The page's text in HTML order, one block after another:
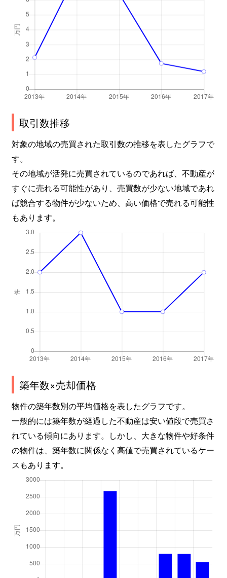
取引数推移
対象の地域の売買された取引数の推移を表したグラフで
す。
その地域が活発に売買されているのであれば、不動産が
すぐに売れる可能性があり、売買数が少ない地域であれ
ば競合する物件が少ないため、高い価格で売れる可能性
もあります。
築年数×売却価格
物件の築年数別の平均価格を表したグラフです。
一般的には築年数が経過した不動産は安い値段で売買さ
れている傾向にあります。しかし、大きな物件や好条件
の物件は、築年数に関係なく高値で売買されているケー
スもあります。